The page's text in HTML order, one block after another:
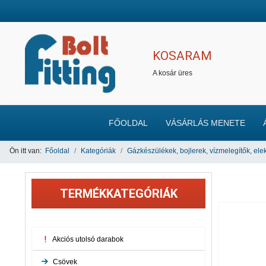
KOSARAM
A kosár üres
FŐOLDAL VÁSÁRLÁS MENETE
Ön itt van: Főoldal Kategóriák Gázkészülékek, bojlerek, vízmelegítők,
TERMÉKKATEGÓRIÁK
Akciós utolsó darabok
Csövek